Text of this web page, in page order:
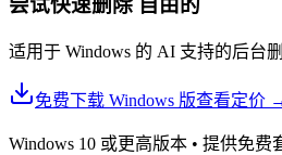
适用于 Windows 的 AI 支持的后台
免费下载 Windows 版查看定价
Windows 10 或更高版本 • 提供免费